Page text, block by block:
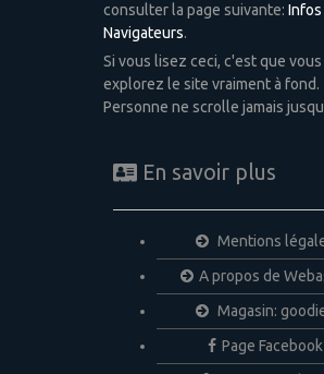
consulter la page suivante: Infos
Navigateurs.
Si vous lisez ceci, c'est que vous
explorez le site vraiment à fond.
Personne ne scrolle jamais
En savoir plus
Mentions
A propos de
Magasin:
Page Facebook